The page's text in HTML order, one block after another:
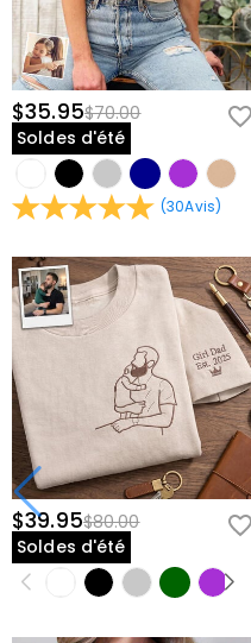
$35.95$70.00
Soldes d'été
(30Avis)
$39.95$80.00
Soldes d'été